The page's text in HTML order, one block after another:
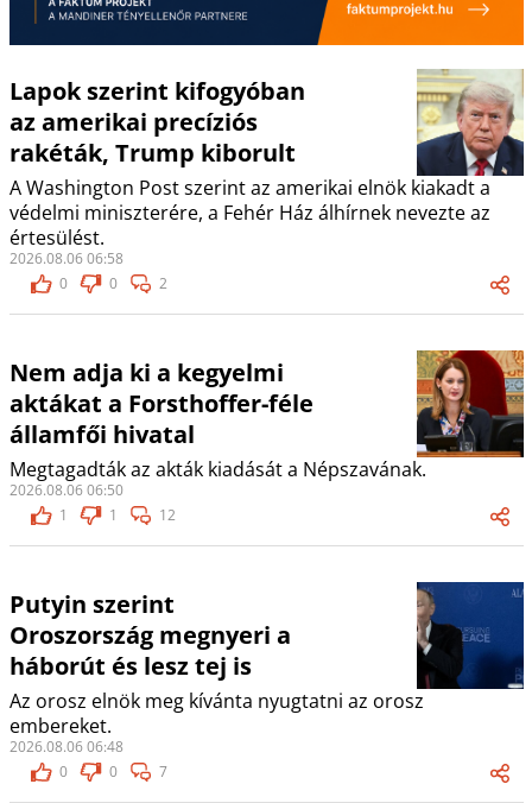
Lapok szerint kifogyóban
az amerikai precíziós
rakéták, Trump kiborult
A Washington Post szerint az amerikai elnök kiakadt a
védelmi miniszterére, a Fehér Ház álhírnek nevezte az
értesülést.
2026.08.06 06:58
0
0 2
Nem adja ki a kegyelmi
aktákat a Forsthoffer-féle
államfői hivatal
Megtagadták az akták kiadását a Népszavának.
2026.08.06 06:50
1
1 12
Putyin szerint
Oroszország megnyeri a
háborút és lesz tej is
Az orosz elnök meg kívánta nyugtatni az orosz
embereket.
2026.08.06 06:48
0
0 7